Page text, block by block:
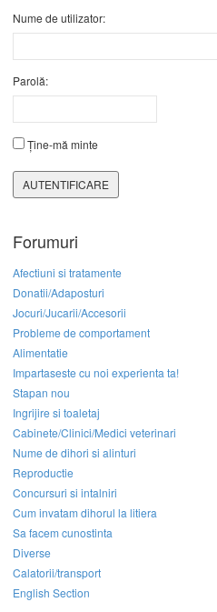
Nume de utilizator:
Parolă:
Ține-mă minte
AUTENTIFICARE
Forumuri
Afectiuni si tratamente
Donatii/Adaposturi
Jocuri/Jucarii/Accesorii
Probleme de comportament
Alimentatie
Impartaseste cu noi experienta ta!
Stapan nou
Ingrijire si toaletaj
Cabinete/Clinici/Medici veterinari
Nume de dihori si alinturi
Reproductie
Concursuri si intalniri
Cum invatam dihorul la litiera
Sa facem cunostinta
Diverse
Calatorii/transport
English Section